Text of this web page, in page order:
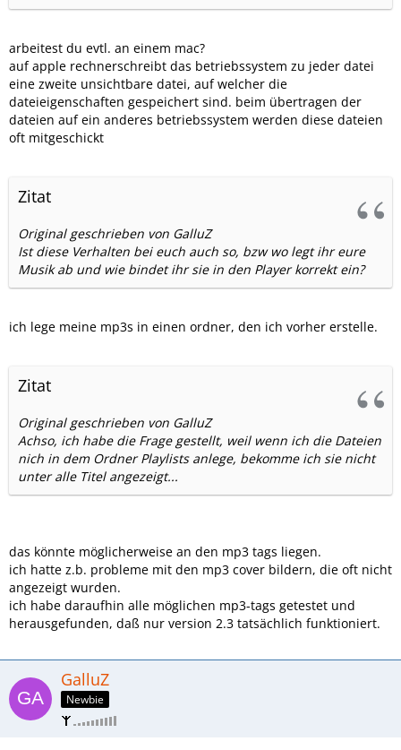
arbeitest du evtl. an einem mac?
auf apple rechnerschreibt das betriebssystem zu jeder datei
eine zweite unsichtbare datei, auf welcher die
dateieigenschaften gespeichert sind. beim übertragen der
dateien auf ein anderes betriebssystem werden diese dateien
oft mitgeschickt
Zitat
Original geschrieben von GalluZ
Ist diese Verhalten bei euch auch so, bzw wo legt ihr eure
Musik ab und wie bindet ihr sie in den Player korrekt ein?
ich lege meine mp3s in einen ordner, den ich vorher erstelle.
Zitat
Original geschrieben von GalluZ
Achso, ich habe die Frage gestellt, weil wenn ich die Dateien
nich in dem Ordner Playlists anlege, bekomme ich sie nicht
unter alle Titel angezeigt...
das könnte möglicherweise an den mp3 tags liegen.
ich hatte z.b. probleme mit den mp3 cover bildern, die oft nicht
angezeigt wurden.
ich habe daraufhin alle möglichen mp3-tags getestet und
herausgefunden, daß nur version 2.3 tatsächlich funktioniert.
GalluZ
Newbie